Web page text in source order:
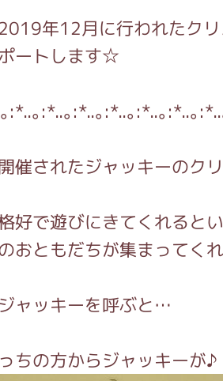
年12月に行われたク
ートします☆
:*..｡:*..｡:*..｡:*..｡:*..｡:*..｡
催されたジャッキーのク
好で遊びにきてくれると
おともだちが集まってく
ャッキーを呼ぶと…
ちの方からジャッキーが♪
みコンテンツ(クイズ・
っこう しょくいんしつ
っこう 家庭科部